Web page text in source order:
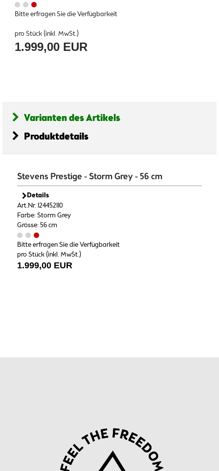
Bitte erfragen Sie die Verfügbarkeit
pro Stück (inkl. MwSt.)
1.999,00 EUR
Varianten des Artikels
Produktdetails
Stevens Prestige - Storm Grey - 56 cm
Details
Art.Nr. 124452110
Farbe: Storm Grey
Grösse: 56 cm
Bitte erfragen Sie die Verfügbarkeit
pro Stück (inkl. MwSt.)
1.999,00 EUR